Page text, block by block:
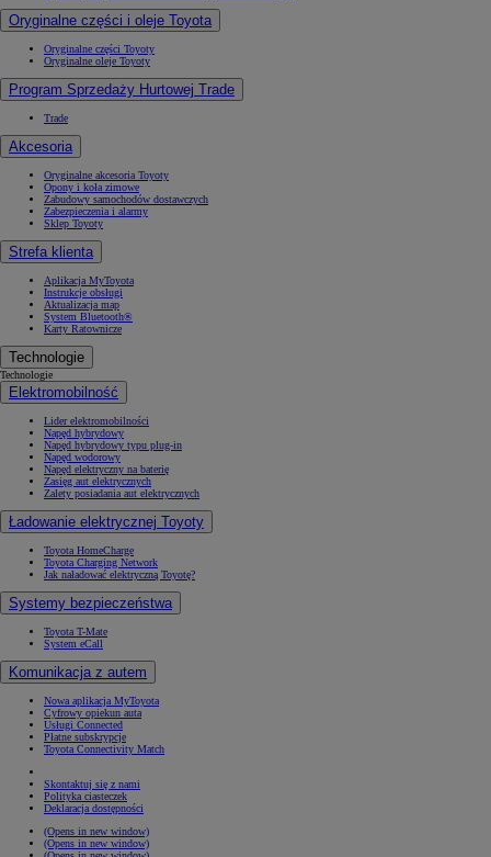
Oryginalne części i oleje Toyota
Oryginalne części Toyoty
Oryginalne oleje Toyoty
Program Sprzedaży Hurtowej Trade
Trade
Akcesoria
Oryginalne akcesoria Toyoty
Opony i koła zimowe
Zabudowy samochodów dostawczych
Zabezpieczenia i alarmy
Sklep Toyoty
Strefa klienta
Aplikacja MyToyota
Instrukcje obsługi
Aktualizacja map
System Bluetooth®
Karty Ratownicze
Technologie
Technologie
Elektromobilność
Lider elektromobilności
Napęd hybrydowy
Napęd hybrydowy typu plug-in
Napęd wodorowy
Napęd elektryczny na baterię
Zasięg aut elektrycznych
Zalety posiadania aut elektrycznych
Ładowanie elektrycznej Toyoty
Toyota HomeCharge
Toyota Charging Network
Jak naładować elektryczną Toyotę?
Systemy bezpieczeństwa
Toyota T-Mate
System eCall
Komunikacja z autem
Nowa aplikacja MyToyota
Cyfrowy opiekun auta
Usługi Connected
Płatne subskrypcje
Toyota Connectivity Match
Skontaktuj się z nami
Polityka ciasteczek
Deklaracja dostępności
(Opens in new window)
(Opens in new window)